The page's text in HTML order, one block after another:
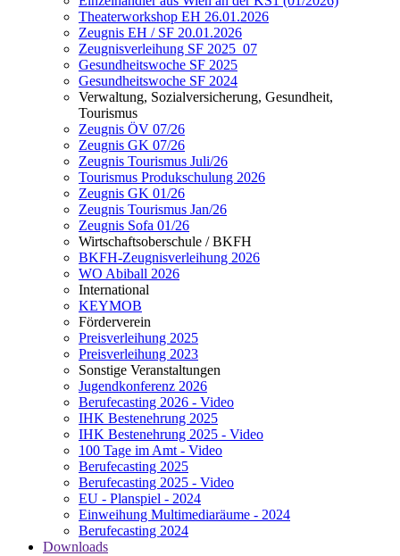
Theaterworkshop EH 26.01.2026
Zeugnis EH / SF 20.01.2026
Zeugnisverleihung SF 2025_07
Gesundheitswoche SF 2025
Gesundheitswoche SF 2024
Verwaltung, Sozialversicherung, Gesundheit,
Tourismus
Zeugnis ÖV 07/26
Zeugnis GK 07/26
Zeugnis Tourismus Juli/26
Tourismus Produkschulung 2026
Zeugnis GK 01/26
Zeugnis Tourismus Jan/26
Zeugnis Sofa 01/26
Wirtschaftsoberschule / BKFH
BKFH-Zeugnisverleihung 2026
WO Abiball 2026
International
KEYMOB
Förderverein
Preisverleihung 2025
Preisverleihung 2023
Sonstige Veranstaltungen
Jugendkonferenz 2026
Berufecasting 2026 - Video
IHK Bestenehrung 2025
IHK Bestenehrung 2025 - Video
100 Tage im Amt - Video
Berufecasting 2025
Berufecasting 2025 - Video
EU - Planspiel - 2024
Einweihung Multimediaräume - 2024
Berufecasting 2024
Downloads